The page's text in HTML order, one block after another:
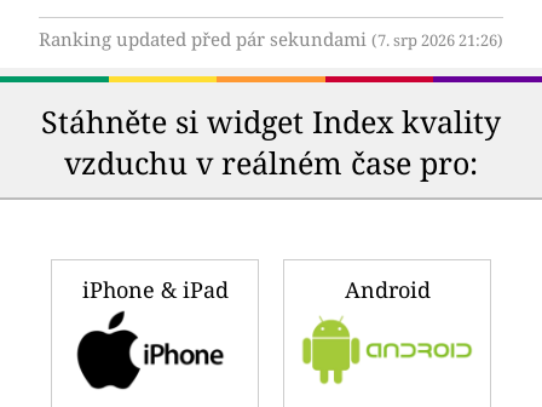
Ranking updated před pár sekundami (7. srp 2026 21:26)
Stáhněte si widget Index kvality
vzduchu v reálném čase pro:
iPhone & iPad Android